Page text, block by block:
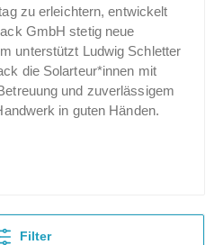
zu erleichtern, entwickelt
GmbH stetig neue
unterstützt Ludwig Schletter
die Solarteur*innen mit
und zuverlässigem
in guten Händen.
Filter